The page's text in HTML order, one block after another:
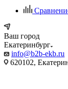
Ваш город
Екатеринбург
info@b2b-ekb.ru
620102,